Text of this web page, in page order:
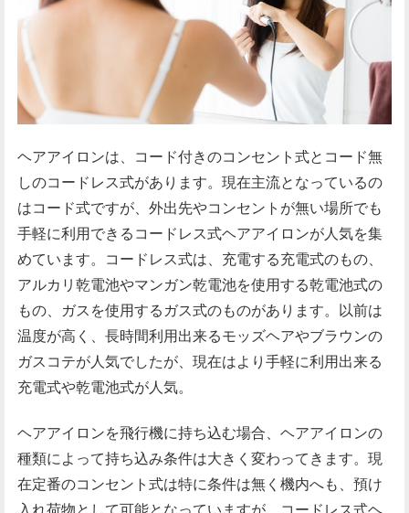
ヘアアイロンは、コード付きのコンセント式とコード無
しのコードレス式があります。現在主流となっているの
はコード式ですが、外出先やコンセントが無い場所でも
手軽に利用できるコードレス式ヘアアイロンが人気を集
めています。コードレス式は、充電する充電式のもの、
アルカリ乾電池やマンガン乾電池を使用する乾電池式の
もの、ガスを使用するガス式のものがあります。以前は
温度が高く、長時間利用出来るモッズヘアやブラウンの
ガスコテが人気でしたが、現在はより手軽に利用出来る
充電式や乾電池式が人気。
ヘアアイロンを飛行機に持ち込む場合、ヘアアイロンの
種類によって持ち込み条件は大きく変わってきます。現
在定番のコンセント式は特に条件は無く機内へも、預け